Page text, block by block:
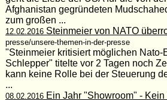
Afghanistan gegründeten
zum großen ...
12.02.2016Steinmeier von NATO
presse/unsere-themen-in-der-presse
"Steinmeier kritisiert möglichen Nato-
Schlepper" titelte vor 2 Tagen noch
kann keine Rolle bei der Steuerung
...
08.02.2016Ein Jahr "Showroom" - Kein